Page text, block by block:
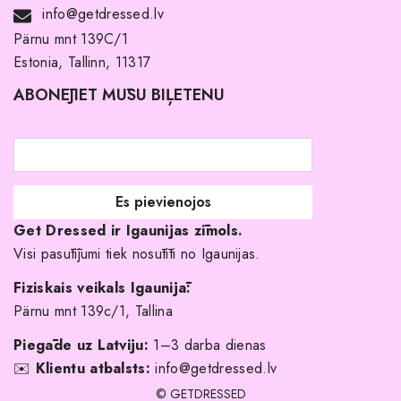
Par mums
Pirkuma noteikumi un nosacījumi
Atgriešanas politika
Līgavas družiņu kleitas
Veikali
Kāpēc izvēlēties mūs?
info@getdressed.lv
Pärnu mnt 139C/1
Estonia, Tallinn, 11317
ABONĒJIET MŪSU BIĻETENU
Get Dressed ir Igaunijas zīmols.
Visi pasūtījumi tiek nosūtīti no Igaunijas.
Fiziskais veikals Igaunijā:
Pärnu mnt 139c/1, Tallina
Piegāde uz Latviju: 1–3 darba dienas
✉️ Klientu atbalsts: info@getdressed.lv
© GETDRESSED